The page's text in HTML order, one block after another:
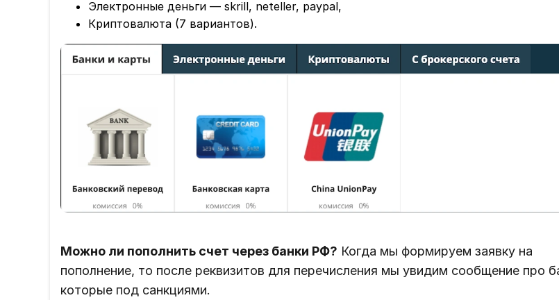
Электронные деньги — skrill, neteller, paypal,
Криптовалюта (7 вариантов).
Можно ли пополнить счет через банки РФ? Когда мы формируем заявку на
пополнение, то после реквизитов для перечисления мы увидим сообщение про
которые под санкциями.